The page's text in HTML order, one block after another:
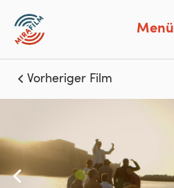
Menü
Vorheriger Film